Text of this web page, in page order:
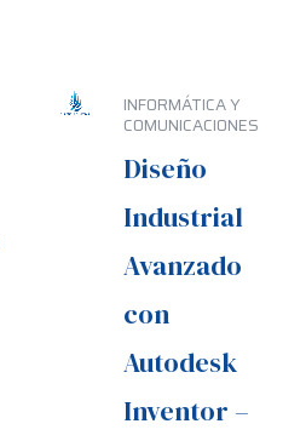
INFORMÁTICA Y
COMUNICACIONES
Diseño
Industrial
Avanzado
con
Autodesk
Inventor –